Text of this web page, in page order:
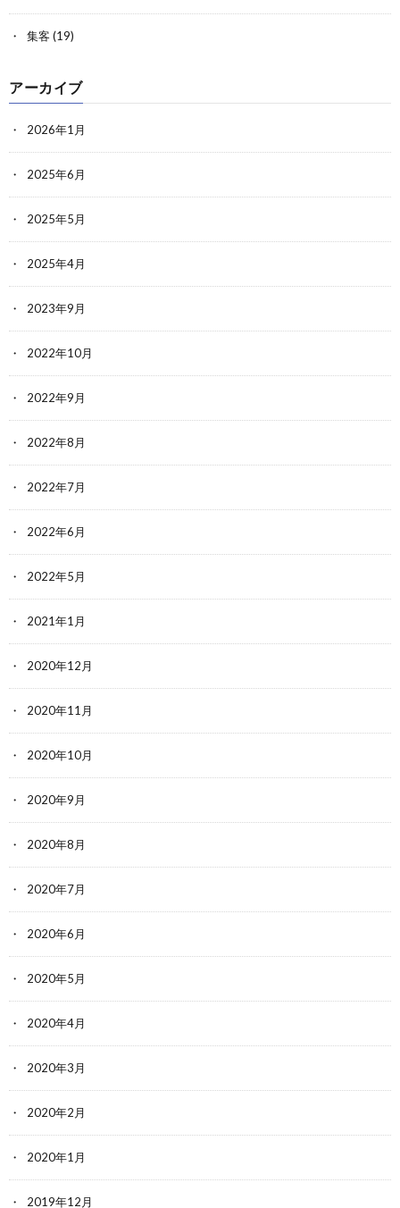
集客 (19)
アーカイブ
2026年1月
2025年6月
2025年5月
2025年4月
2023年9月
2022年10月
2022年9月
2022年8月
2022年7月
2022年6月
2022年5月
2021年1月
2020年12月
2020年11月
2020年10月
2020年9月
2020年8月
2020年7月
2020年6月
2020年5月
2020年4月
2020年3月
2020年2月
2020年1月
2019年12月